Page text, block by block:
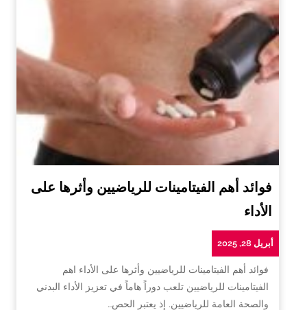
فوائد أهم الفيتامينات للرياضيين وأثرها على
الأداء
أبريل 28, 2025
فوائد أهم الفيتامينات للرياضيين وأثرها على الأداء اهم
الفيتامينات للرياضيين تلعب دوراً هاماً في تعزيز الأداء البدني
والصحة العامة للرياضيين. إذ يعتبر الحص…